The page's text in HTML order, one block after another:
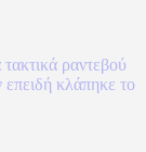
ραντεβού
κλάπηκε το